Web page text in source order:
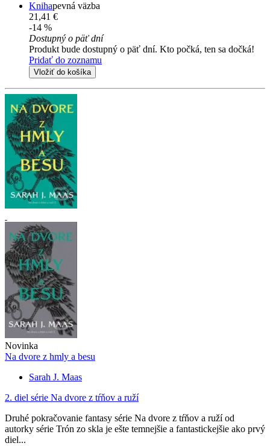
Knihapevná väzba
21,41 €
-14 %
Dostupný o päť dní
Produkt bude dostupný o päť dní. Kto počká, ten sa dočká!
Pridať do zoznamu
Vložiť do košíka
Novinka
Na dvore z hmly a besu
Sarah J. Maas
2. diel série Na dvore z tŕňov a ruží
Druhé pokračovanie fantasy série Na dvore z tŕňov a ruží od
autorky série Trón zo skla je ešte temnejšie a fantastickejšie ako prvý
diel...